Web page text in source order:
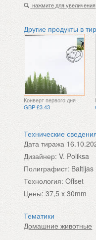
нажмите для увеличения
Другие продукты в
Конверт первого дня
GBP £3.43
Технические
Дата тиража
Дизайнер: V. Poliksa
Полиграфист:
Технология: Offset
Цены: 37,5 x 30mm
Тематики
Домашние животные